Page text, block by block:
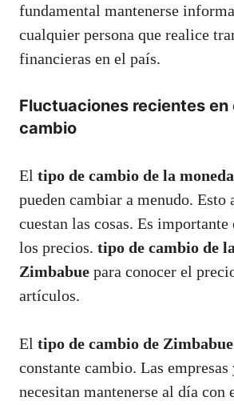
fundamental mantenerse
cualquier persona que realice
financieras en el país.
Fluctuaciones recientes en
cambio
El tipo de cambio de la
pueden cambiar a menudo. Esto
cuestan las cosas. Es importante
los precios. tipo de cambio de
Zimbabue para conocer el
artículos.
El tipo de cambio de Zimbabue
constante cambio. Las empresas
necesitan mantenerse al día con